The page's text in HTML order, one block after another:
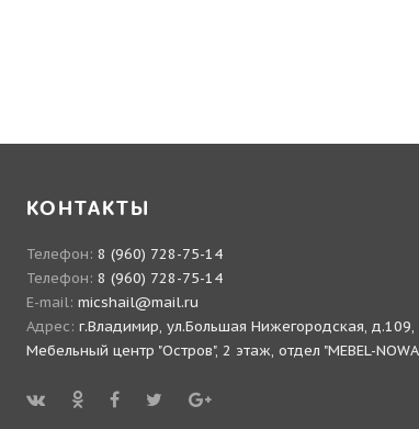
КОНТАКТЫ
Телефон: 8 (960) 728-75-14
Телефон: 8 (960) 728-75-14
E-mail: micshail@mail.ru
Адрес: г.Владимир, ул.Большая Нижегородская, д.109,
Мебельный центр "Остров", 2 этаж, отдел "MEBEL-